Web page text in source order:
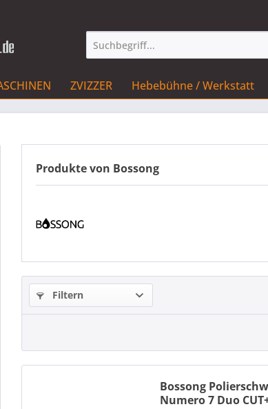
ZVIZZER Hebebühne / Werkstatt
Produkte von Bossong
Filtern
Bossong
Numero 7 Duo